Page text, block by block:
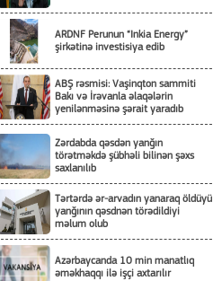
ARDNF Perunun “Inkia Energy”
şirkətinə investisiya edib
ABŞ rəsmisi: Vaşinqton sammiti
Bakı və İrəvanla əlaqələrin
yenilənməsinə şərait yaradıb
Zərdabda qəsdən yanğın
törətməkdə şübhəli bilinən şəxs
saxlanılıb
Tərtərdə ər-arvadın yanaraq öldüyü
yanğının qəsdnən törədildiyi
məlum olub
Azərbaycanda 10 min manatlıq
əməkhaqqı ilə işçi axtarılır